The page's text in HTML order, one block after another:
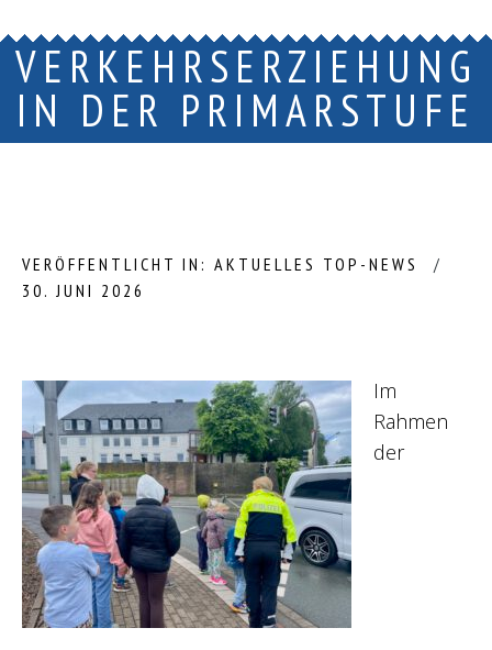
VERKEHRSERZIEHUNG
IN DER PRIMARSTUFE
VERÖFFENTLICHT IN: AKTUELLES TOP-NEWS
30. JUNI 2026
Im
Rahmen
der